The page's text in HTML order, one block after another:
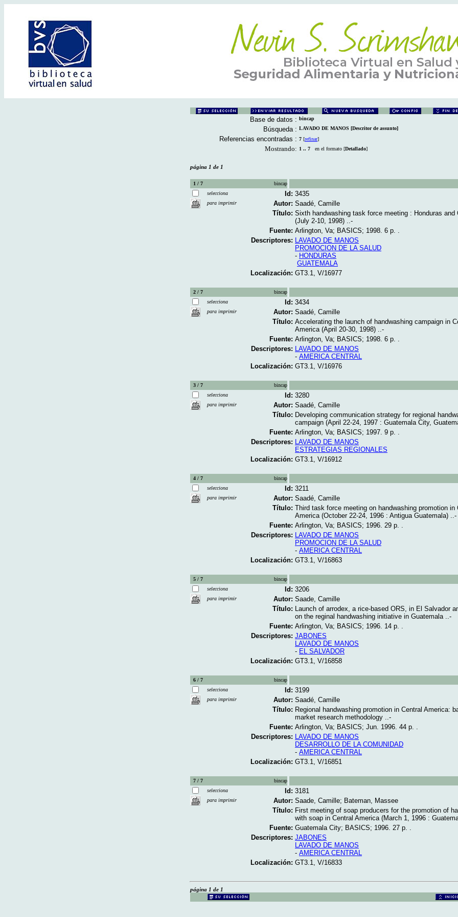
Base de datos : bincap
Búsqueda : LAVADO DE MANOS [Descritor de assunto]
Referencias encontradas : 7 [refinar]
Mostrando: 1 .. 7 en el formato [Detallado]
página 1 de 1
1 / 7
bincap
selecciona
para imprimir
Id: 3435
Autor: Saadé, Camille
Título: Sixth handwashing task force meeting : Honduras and
(July 2-10, 1998) ..-
Fuente: Arlington, Va; BASICS; 1998. 6 p. .
Descriptores: LAVADO DE MANOS
PROMOCION DE LA SALUD
- HONDURAS
GUATEMALA
Localización: GT3.1, V/16977
2 / 7
bincap
selecciona
para imprimir
Id: 3434
Autor: Saadé, Camille
Título: Accelerating the launch of handwashing campaign in
America (April 20-30, 1998) ..-
Fuente: Arlington, Va; BASICS; 1998. 6 p. .
Descriptores: LAVADO DE MANOS
- AMERICA CENTRAL
Localización: GT3.1, V/16976
3 / 7
bincap
selecciona
para imprimir
Id: 3280
Autor: Saadé, Camille
Título: Developing communication strategy for regional
campaign (April 22-24, 1997 : Guatemala City,
Fuente: Arlington, Va; BASICS; 1997. 9 p. .
Descriptores: LAVADO DE MANOS
ESTRATEGIAS REGIONALES
Localización: GT3.1, V/16912
4 / 7
bincap
selecciona
para imprimir
Id: 3211
Autor: Saadé, Camille
Título: Third task force meeting on handwashing promotion in
America (October 22-24, 1996 : Antigua Guatemala) ..-
Fuente: Arlington, Va; BASICS; 1996. 29 p. .
Descriptores: LAVADO DE MANOS
PROMOCION DE LA SALUD
- AMERICA CENTRAL
Localización: GT3.1, V/16863
5 / 7
bincap
selecciona
para imprimir
Id: 3206
Autor: Saade, Camille
Título: Launch of arrodex, a rice-based ORS, in El Salvador
on the reginal handwashing initiative in Guatemala ..-
Fuente: Arlington, Va; BASICS; 1996. 14 p. .
Descriptores: JABONES
LAVADO DE MANOS
- EL SALVADOR
Localización: GT3.1, V/16858
6 / 7
bincap
selecciona
para imprimir
Id: 3199
Autor: Saadé, Camille
Título: Regional handwashing promotion in Central America:
market research methodology ..-
Fuente: Arlington, Va; BASICS; Jun. 1996. 44 p. .
Descriptores: LAVADO DE MANOS
DESARROLLO DE LA COMUNIDAD
- AMERICA CENTRAL
Localización: GT3.1, V/16851
7 / 7
bincap
selecciona
para imprimir
Id: 3181
Autor: Saade, Camille; Bateman, Massee
Título: First meeting of soap producers for the promotion of
with soap in Central America (March 1, 1996 :
Fuente: Guatemala City; BASICS; 1996. 27 p. .
Descriptores: JABONES
LAVADO DE MANOS
- AMERICA CENTRAL
Localización: GT3.1, V/16833
página 1 de 1